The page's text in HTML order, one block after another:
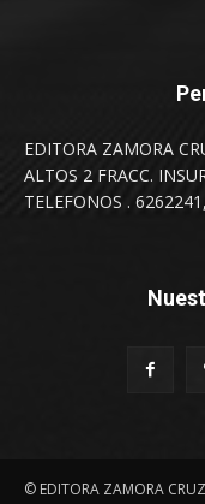
EDITORA ZAMORA
ALTOS 2 FRACC.
TELEFONOS .
© EDITORA ZAMORA